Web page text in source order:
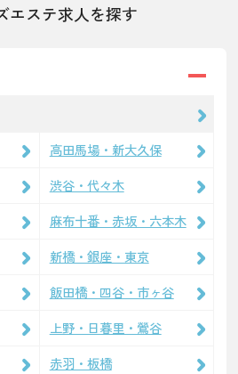
エステ求人を探す
高田馬場・新大久保
渋谷・代々木
麻布十番・赤坂・六本木
新橋・銀座・東京
飯田橋・四谷・市ヶ谷
上野・日暮里・鶯谷
赤羽・板橋